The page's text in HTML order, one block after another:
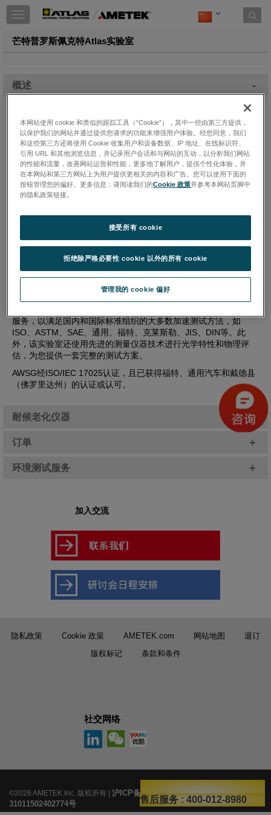
业务咨询: 400-002-6278 转1
售后服务: 400-012-8980
Toggle
navigation
芒特普罗斯佩克特Atlas实验室
概述 -
服务，以满足国内和国际标准组织的大多数加速测试方法，如
ISO、ASTM、SAE、通用、福特、克莱斯勒、JIS、DIN等。此
外，该实验室还使用先进的测量仪器技术进行光学特性和物理评
估，为您提供一套完整的测试方案。
AWSG经ISO/IEC 17025认证，且已获得福特、通用汽车和戴德县
（佛罗里达州）的认证或认可。
耐候老化仪器 +
订单 +
环境测试服务 +
加入交流
隐私政策 Cookie 政策 AMETEK.com 网站地图
退订
版权标记
条款和条件
社交网络
©2026 AMETEK.Inc. 版权所有 | 沪ICP备14035568号-54|
沪公网安备
31011502402774号
本网站使用 cookie 和类似的跟踪工具（“Cookie”），其中一些由第三方提供，
以保护我们的网站并通过提供您请求的功能来增强用户体验。经您同意，我们
和这些第三方还将使用 Cookie 收集用户和设备数据、IP 地址、在线标识符、
引用 URL 和其他浏览信息，并记录用户会话和与网站的互动，以分析我们网站
的性能和流量，改善网站运营和性能，更多地了解用户，提供个性化体验，并
在本网站和第三方网站上为用户提供更相关的内容和广告。您可以使用下面的
按钮管理您的偏好。更多信息：请阅读我们的Cookie 政策并参考本网站页脚中
的隐私政策链接。
管理我的 cookie 偏好
拒绝除严格必要性 cookie 以外的所有 cookie
接受所有 cookie